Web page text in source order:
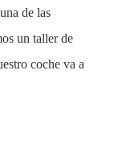
de las
un taller de
coche va a